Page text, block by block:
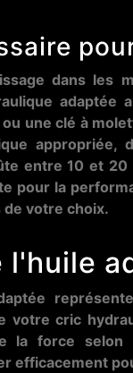
dans les
adaptée
une clé à
appropriée,
entre 10 et
pour la
votre choix.
l'huile
votre cric
la force selon
efficacement